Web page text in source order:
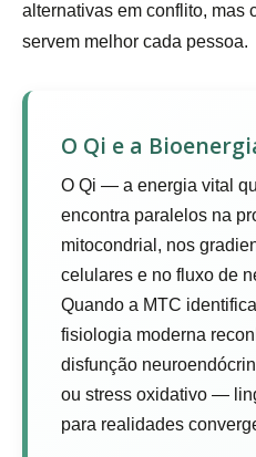
alternativas em conflito, mas
servem melhor cada pessoa.
O Qi e a
O Qi — a energia vital
encontra paralelos na
mitocondrial, nos
celulares e no fluxo de
Quando a MTC
fisiologia moderna
disfunção
ou stress oxidativo —
para realidades